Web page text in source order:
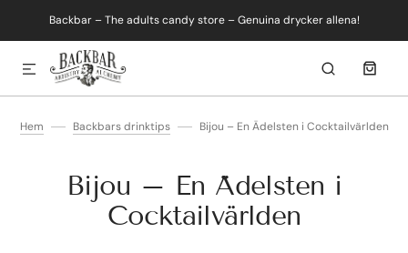
TO CONTENT
Backbar – The adults candy store – Genuina drycker allena!
Hem Backbars drinktips Bijou – En Ädelsten i Cocktailvärlden
Bijou – En Ädelsten i
Cocktailvärlden